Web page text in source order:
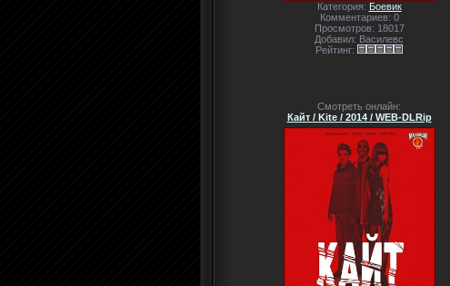
Категория: Боевик
Комментариев: 0
Просмотров: 18017
Добавил: Василевс
Рейтинг:
Смотреть онлайн:
Кайт / Kite / 2014 / WEB-DLRip